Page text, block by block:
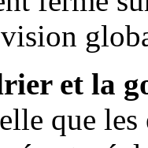
et la
que